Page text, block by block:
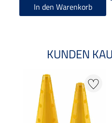
In den Warenkorb
KUNDEN